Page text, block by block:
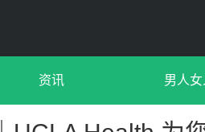
资讯 男人女